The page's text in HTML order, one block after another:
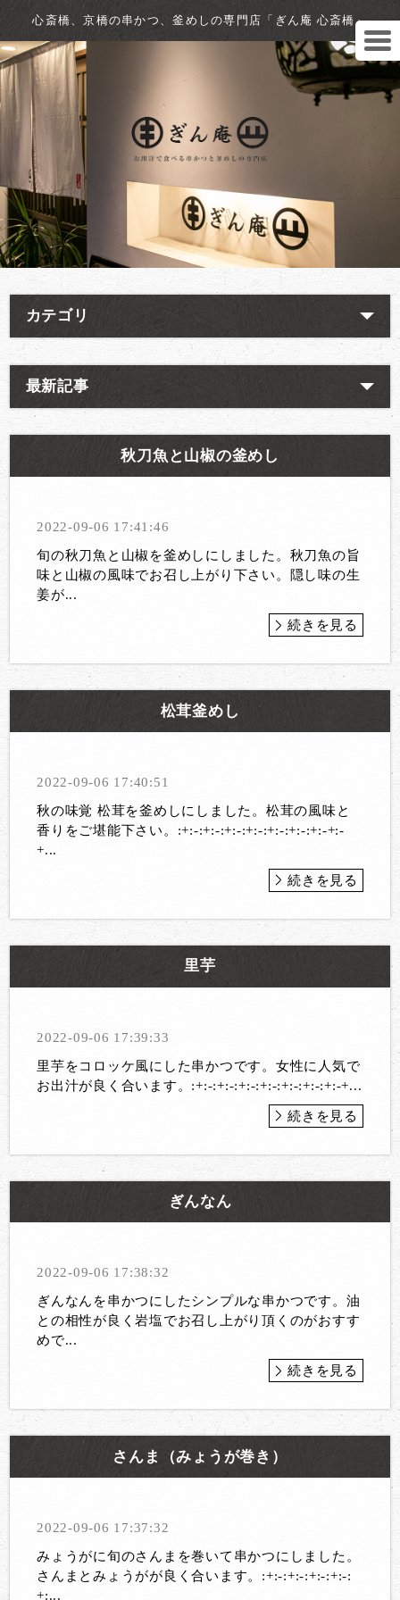
心斎橋、京橋の串かつ、釜めしの専門店「ぎん庵 心斎橋」
カテゴリ
最新記事
秋刀魚と山椒の釜めし
2022-09-06 17:41:46
旬の秋刀魚と山椒を釜めしにしました。秋刀魚の旨
味と山椒の風味でお召し上がり下さい。隠し味の生
姜が...
続きを見る
松茸釜めし
2022-09-06 17:40:51
秋の味覚 松茸を釜めしにしました。松茸の風味と
香りをご堪能下さい。:+:-:+:-:+:-:+:-:+:-:+:-:+:-+:-
+...
続きを見る
里芋
2022-09-06 17:39:33
里芋をコロッケ風にした串かつです。女性に人気で
お出汁が良く合います。:+:-:+:-:+:-:+:-:+:-:+:-:+:-+...
続きを見る
ぎんなん
2022-09-06 17:38:32
ぎんなんを串かつにしたシンプルな串かつです。油
との相性が良く岩塩でお召し上がり頂くのがおすす
めで...
続きを見る
さんま（みょうが巻き）
2022-09-06 17:37:32
みょうがに旬のさんまを巻いて串かつにしました。
さんまとみょうがが良く合います。:+:-:+:-:+:-:+:-:
+:...